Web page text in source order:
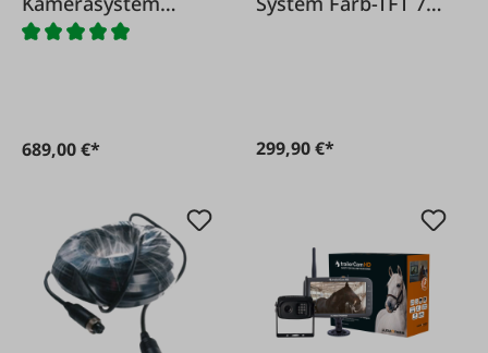
MachineCam
689,00 €* 299,90 €*